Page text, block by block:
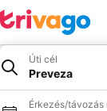
Úti cél
Preveza
Érkezés/távozás